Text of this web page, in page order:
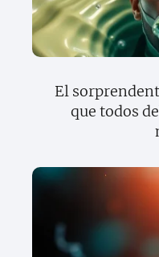
El
que todos